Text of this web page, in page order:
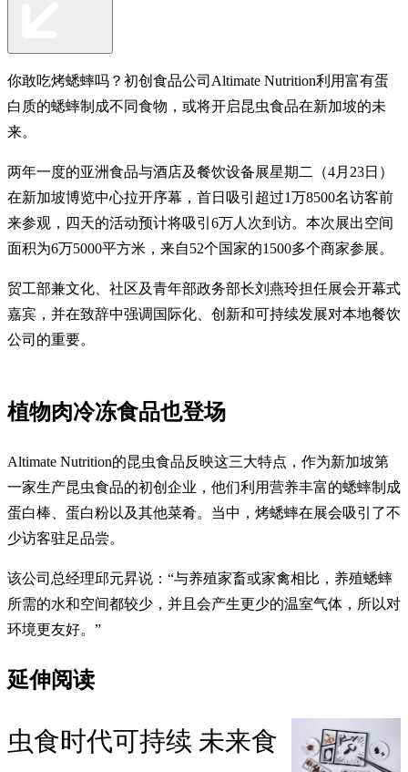
你敢吃烤蟋蟀吗？初创食品公司Altimate Nutrition利用富有蛋
白质的蟋蟀制成不同食物，或将开启昆虫食品在新加坡的未
来。
两年一度的亚洲食品与酒店及餐饮设备展星期二（4月23日）
在新加坡博览中心拉开序幕，首日吸引超过1万8500名访客前
来参观，四天的活动预计将吸引6万人次到访。本次展出空间
面积为6万5000平方米，来自52个国家的1500多个商家参展。
贸工部兼文化、社区及青年部政务部长刘燕玲担任展会开幕式
嘉宾，并在致辞中强调国际化、创新和可持续发展对本地餐饮
公司的重要。
植物肉冷冻食品也登场
Altimate Nutrition的昆虫食品反映这三大特点，作为新加坡第
一家生产昆虫食品的初创企业，他们利用营养丰富的蟋蟀制成
蛋白棒、蛋白粉以及其他菜肴。当中，烤蟋蟀在展会吸引了不
少访客驻足品尝。
该公司总经理邱元昇说：“与养殖家畜或家禽相比，养殖蟋蟀
所需的水和空间都较少，并且会产生更少的温室气体，所以对
环境更友好。”
延伸阅读
虫食时代可持续 未来食